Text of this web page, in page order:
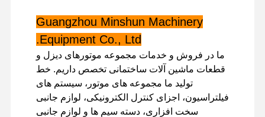
پرونده ها
موتور پرکینز
Guangzhou Minshun Machinery
Equipment Co., Ltd.
ما در فروش و خدمات مجموعه موتورهای دیزل و
قطعات ماشین آلات ساختمانی تخصص داریم. خط
تولید ما مجموعه های موتور، سیستم های
فیلتراسیون، اجزای کنترل الکترونیکی، لوازم جانبی
سخت افزاری، دسته سیم ها و لوازم جانبی